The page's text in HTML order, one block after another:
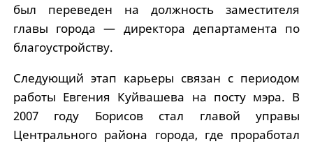
был переведен на должность заместителя
главы города — директора департамента по
благоустройству.
Следующий этап карьеры связан с периодом
работы Евгения Куйвашева на посту мэра. В
2007 году Борисов стал главой управы
Центрального района города, где проработал